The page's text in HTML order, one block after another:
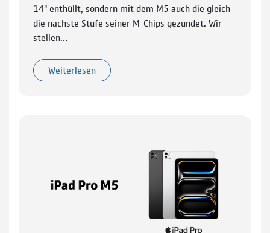
14" enthüllt, sondern mit dem M5 auch die gleich
die nächste Stufe seiner M-Chips gezündet. Wir
stellen…
Weiterlesen